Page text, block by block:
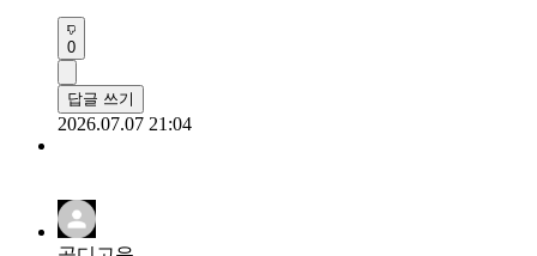
0
답글 쓰기
2026.07.07 21:04